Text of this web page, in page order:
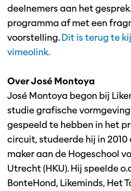
deelnemers aan het
programma af met een
voorstelling.Dit is terug te
vimeolink.
Over José Montoya
José Montoya begon bij
studie grafische
gespeeld te hebben in het
circuit, studeerde hij in 2010
maker aan de Hogeschool
Utrecht (HKU). Hij speelde
BonteHond, Likeminds, Het